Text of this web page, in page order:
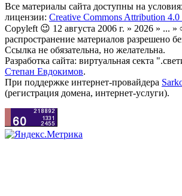
Все материалы сайта доступны на
лицензии: Creative Commons Attribution 4.0
Copyleft 😉 12 августа 2006 г. » 2026 » ...
распространение материалов разрешено
Ссылка не обязательна, но желательна.
Разработка сайта: виртуальная секта
Степан Евдокимов.
При поддержке интернет-провайдера
(регистрация домена, интернет-услуги).